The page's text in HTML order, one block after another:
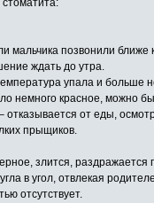
мальчика позвонили
ждать до утра.
упала и больше
немного красное, можно
отказывается от еды,
прыщиков.
злится,
в угол, отвлекая
отсутствует.